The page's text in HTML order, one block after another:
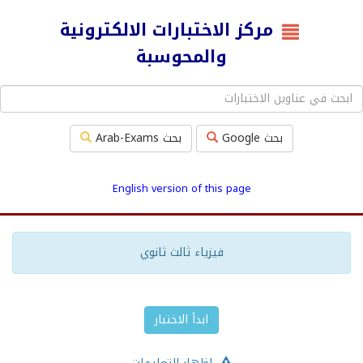
مركز الاختبارات الالكترونية
والمحوسبة
بحث Google بحث Arab-Exams
English version of this page
فيزياء ثالث ثانوي
ابدأ الاختبار